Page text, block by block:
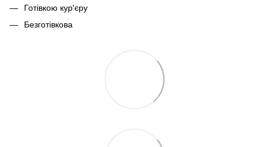
Готівкою кур'єру
Безготівкова